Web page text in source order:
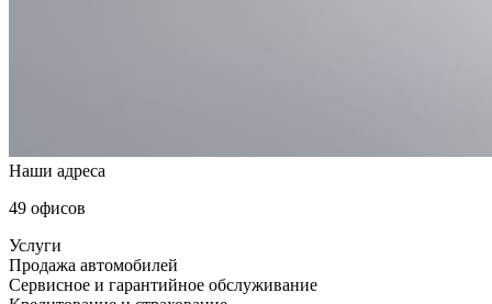
Наши адреса
49 офисов
Услуги
Продажа автомобилей
Сервисное и гарантийное обслуживание